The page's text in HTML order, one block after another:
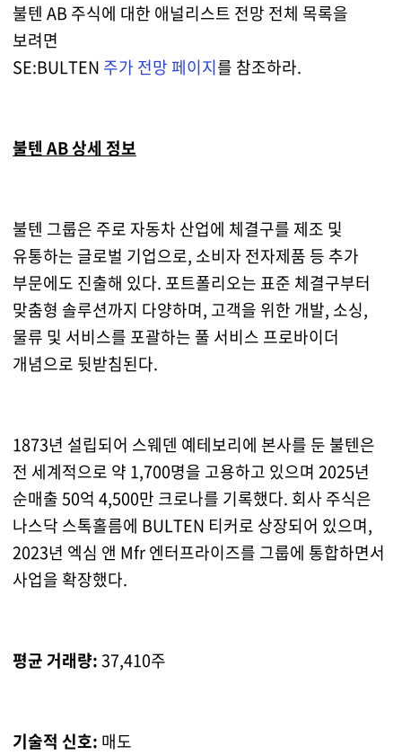
불텐 AB 주식에 대한 애널리스트 전망 전체 목록을
보려면
SE:BULTEN 주가 전망 페이지를 참조하라.
불텐 AB 상세 정보
불텐 그룹은 주로 자동차 산업에 체결구를 제조 및
유통하는 글로벌 기업으로, 소비자 전자제품 등 추가
부문에도 진출해 있다. 포트폴리오는 표준 체결구부터
맞춤형 솔루션까지 다양하며, 고객을 위한 개발, 소싱,
물류 및 서비스를 포괄하는 풀 서비스 프로바이더
개념으로 뒷받침된다.
1873년 설립되어 스웨덴 예테보리에 본사를 둔 불텐은
전 세계적으로 약 1,700명을 고용하고 있으며 2025년
순매출 50억 4,500만 크로나를 기록했다. 회사 주식은
나스닥 스톡홀름에 BULTEN 티커로 상장되어 있으며,
2023년 엑심 앤 Mfr 엔터프라이즈를 그룹에 통합하면서
사업을 확장했다.
평균 거래량:37,410주
기술적 신호: 매도